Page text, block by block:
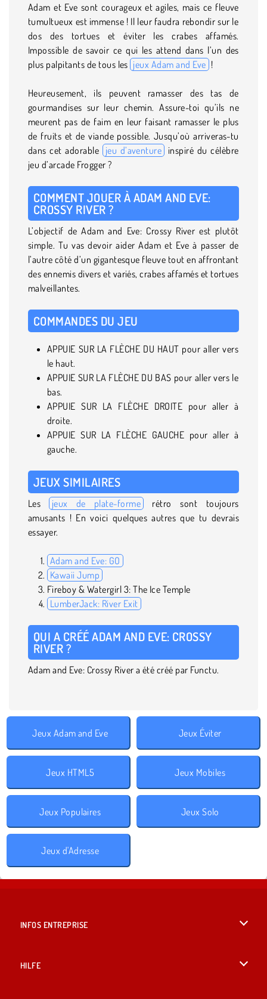
Adam et Eve sont courageux et agiles, mais ce fleuve
tumultueux est immense ! Il leur faudra rebondir sur le
dos des tortues et éviter les crabes affamés.
Impossible de savoir ce qui les attend dans l’un des
plus palpitants de tous les jeux Adam and Eve !
Heureusement, ils peuvent ramasser des tas de
gourmandises sur leur chemin. Assure-toi qu’ils ne
meurent pas de faim en leur faisant ramasser le plus
de fruits et de viande possible. Jusqu’où arriveras-tu
dans cet adorable jeu d’aventure inspiré du célèbre
jeu d’arcade Frogger ?
COMMENT JOUER À ADAM AND EVE:
CROSSY RIVER ?
L’objectif de Adam and Eve: Crossy River est plutôt
simple. Tu vas devoir aider Adam et Eve à passer de
l’autre côté d’un gigantesque fleuve tout en affrontant
des ennemis divers et variés, crabes affamés et tortues
malveillantes.
COMMANDES DU JEU
APPUIE SUR LA FLÈCHE DU HAUT pour aller vers
le haut.
APPUIE SUR LA FLÈCHE DU BAS pour aller vers le
bas.
APPUIE SUR LA FLÈCHE DROITE pour aller à
droite.
APPUIE SUR LA FLÈCHE GAUCHE pour aller à
gauche.
JEUX SIMILAIRES
Les jeux de plate-forme
rétro sont toujours
amusants ! En voici quelques autres que tu devrais
essayer.
Adam and Eve: GO
Kawaii Jump
Fireboy & Watergirl 3: The Ice Temple
LumberJack: River Exit
QUI A CRÉÉ ADAM AND EVE: CROSSY
RIVER ?
Adam and Eve: Crossy River a été créé par Functu.
Jeux Adam and Eve Jeux Éviter
Jeux HTML5 Jeux Mobiles
Jeux Populaires Jeux Solo
Jeux d'Adresse
INFOS ENTREPRISE
HILFE